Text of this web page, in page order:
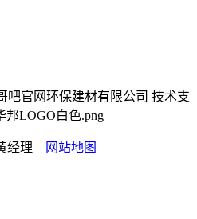
吧官网环保建材有限公司 技术支
经理 网站地图